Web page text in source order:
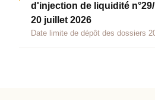
d'injection de liquidité
20 juillet 2026
Date limite de dépôt des dossiers